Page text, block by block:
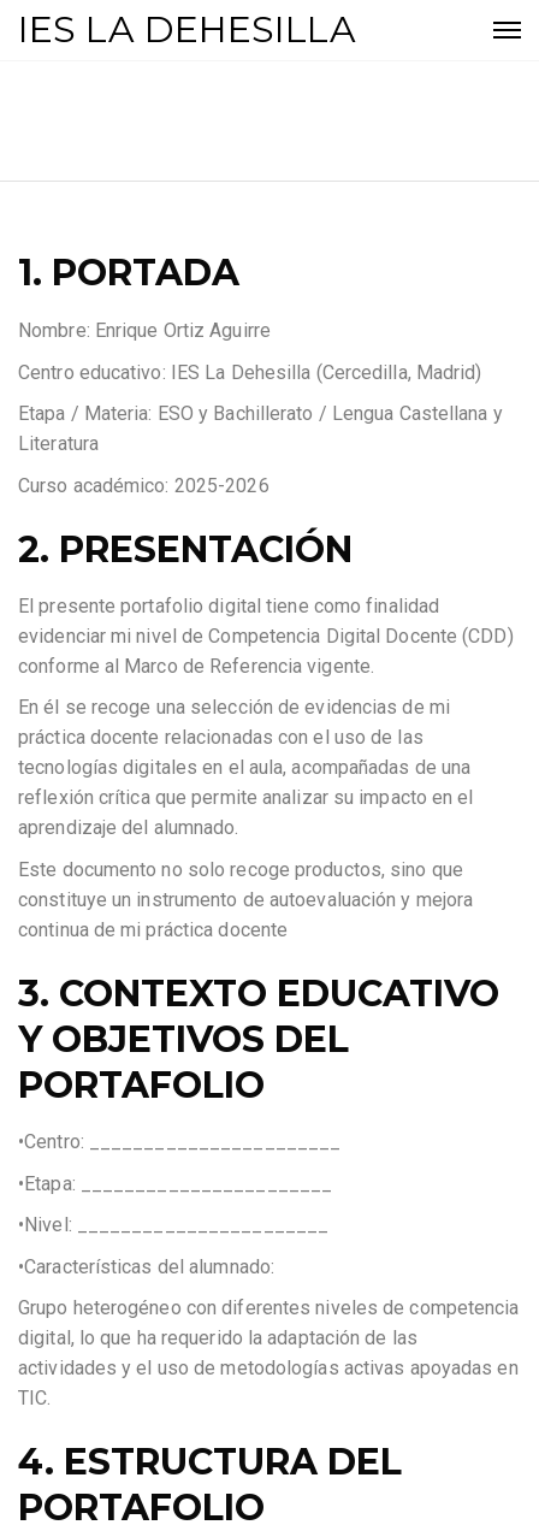
IES LA DEHESILLA
1. PORTADA
Nombre: Enrique Ortiz Aguirre
Centro educativo: IES La Dehesilla (Cercedilla, Madrid)
Etapa / Materia: ESO y Bachillerato / Lengua Castellana y
Literatura
Curso académico: 2025-2026
2. PRESENTACIÓN
El presente portafolio digital tiene como finalidad
evidenciar mi nivel de Competencia Digital Docente (CDD)
conforme al Marco de Referencia vigente.
En él se recoge una selección de evidencias de mi
práctica docente relacionadas con el uso de las
tecnologías digitales en el aula, acompañadas de una
reflexión crítica que permite analizar su impacto en el
aprendizaje del alumnado.
Este documento no solo recoge productos, sino que
constituye un instrumento de autoevaluación y mejora
continua de mi práctica docente
3. CONTEXTO EDUCATIVO
Y OBJETIVOS DEL
PORTAFOLIO
•Centro: _______________________
•Etapa: _______________________
•Nivel: _______________________
•Características del alumnado:
Grupo heterogéneo con diferentes niveles de competencia
digital, lo que ha requerido la adaptación de las
actividades y el uso de metodologías activas apoyadas en
TIC.
4. ESTRUCTURA DEL
PORTAFOLIO